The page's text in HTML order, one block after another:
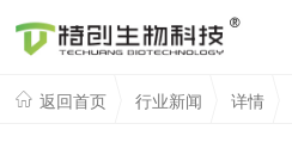
返回首页 行业新闻 详情